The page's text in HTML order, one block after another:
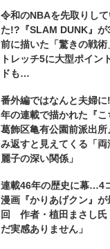
令和のNBAを先取りし
た!?『SLAM DUNK』が
前に描いた「驚きの戦術
トレッチ5に大型ポイン
ドも…
番外編ではなんと夫婦
年の連載で描かれた『こ
葛飾区亀有公園前派出所
み返すと見えてくる「両
麗子の深い関係」
連載46年の歴史に幕…4
漫画『かりあげクン』が
回 作者・植田まさし氏
だ実感ありません」